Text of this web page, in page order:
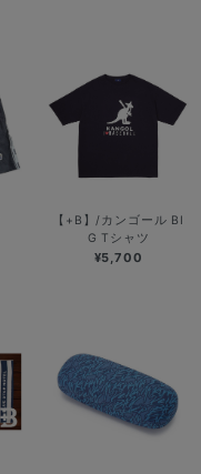
【+B】/カンゴール BI
G Tシャツ
¥5,700